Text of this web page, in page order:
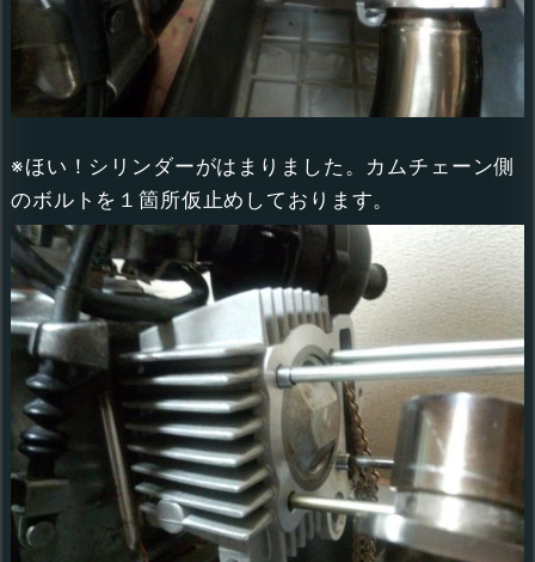
※ほい！シリンダーがはまりました。カムチェーン側
のボルトを１箇所仮止めしております。